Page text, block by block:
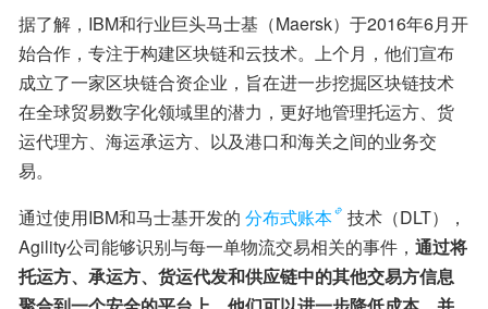
据了解，IBM和行业巨头马士基（Maersk）于2016年6月开
始合作，专注于构建区块链和云技术。上个月，他们宣布
成立了一家区块链合资企业，旨在进一步挖掘区块链技术
在全球贸易数字化领域里的潜力，更好地管理托运方、货
运代理方、海运承运方、以及港口和海关之间的业务交
易。
通过使用IBM和马士基开发的 分布式账本
技术（DLT），
Agility公司能够识别与每一单物流交易相关的事件， 通过将
托运方、承运方、货运代发和供应链中的其他交易方信息